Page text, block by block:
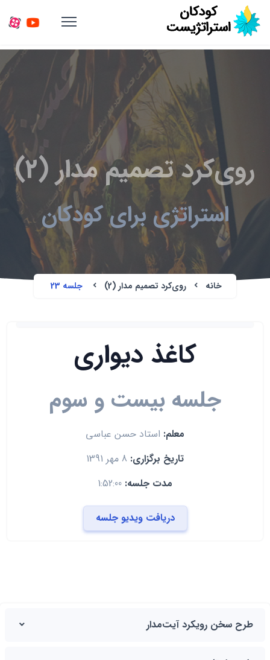
روی‌کرد تصمیم مدار (2)
استراتژی برای کودکان
خانه روی‌کرد تصمیم مدار (2) جلسه 23
کاغذ دیواری
جلسه بیست و سوم
معلم: استاد حسن عباسی
تاریخ برگزاری: 8 مهر 1391
مدت جلسه: 1:52:00
دریافت ویدیو جلسه
طرح سخن رویکرد آیت‌مدار